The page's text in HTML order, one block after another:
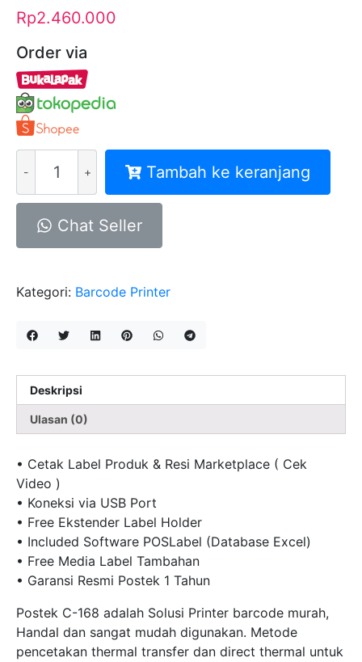
Rp2.460.000
Order via
Printer
Barcode
Postek
C168
Tambah ke keranjang
Chat Seller
Kategori: Barcode Printer
Deskripsi
Ulasan (0)
• Cetak Label Produk & Resi Marketplace ( Cek
Video )
• Koneksi via USB Port
• Free Ekstender Label Holder
• Included Software POSLabel (Database Excel)
• Free Media Label Tambahan
• Garansi Resmi Postek 1 Tahun
Postek C-168 adalah Solusi Printer barcode murah,
Handal dan sangat mudah digunakan. Metode
pencetakan thermal transfer dan direct thermal untuk